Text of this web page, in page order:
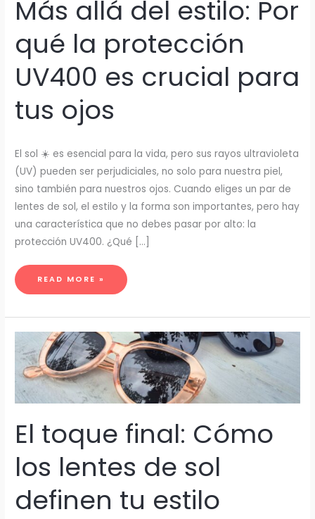
Más allá del estilo: Por
qué la protección
UV400 es crucial para
tus ojos
El sol ☀️ es esencial para la vida, pero sus rayos ultravioleta
(UV) pueden ser perjudiciales, no solo para nuestra piel,
sino también para nuestros ojos. Cuando eliges un par de
lentes de sol, el estilo y la forma son importantes, pero hay
una característica que no debes pasar por alto: la
protección UV400. ¿Qué […]
MÁS
DEL
LA
UV400
ES
CRUCIAL
PARA
TUS
OJOS
READ MORE »
El toque final: Cómo
los lentes de sol
definen tu estilo